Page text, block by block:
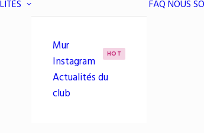
Mur
Instagram
HOT
Actualités du
club
FAQNOUS